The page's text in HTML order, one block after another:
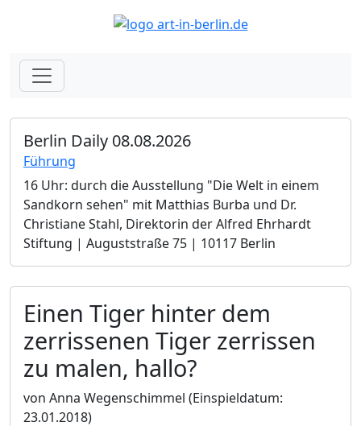
Berlin Daily 08.08.2026
Führung
16 Uhr: durch die Ausstellung "Die Welt in einem
Sandkorn sehen" mit Matthias Burba und Dr.
Christiane Stahl, Direktorin der Alfred Ehrhardt
Stiftung | Auguststraße 75 | 10117 Berlin
Einen Tiger hinter dem
zerrissenen Tiger zerrissen
zu malen, hallo?
von Anna Wegenschimmel (Einspieldatum:
23.01.2018)